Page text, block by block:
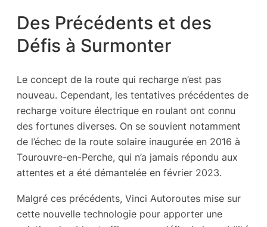
Des Précédents et des
Défis à Surmonter
Le concept de la route qui recharge n’est pas
nouveau. Cependant, les tentatives précédentes de
recharge voiture électrique en roulant ont connu
des fortunes diverses. On se souvient notamment
de l’échec de la route solaire inaugurée en 2016 à
Tourouvre-en-Perche, qui n’a jamais répondu aux
attentes et a été démantelée en février 2023.
Malgré ces précédents, Vinci Autoroutes mise sur
cette nouvelle technologie pour apporter une